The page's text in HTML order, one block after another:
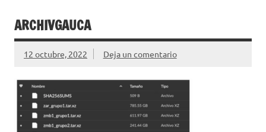
ARCHIVGAUCA
12 octubre, 2022 Deja un comentario